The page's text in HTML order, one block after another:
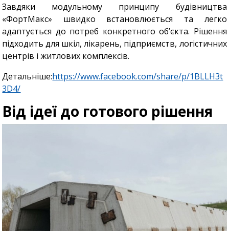
Завдяки модульному принципу будівництва
«ФортМакс» швидко встановлюється та легко
адаптується до потреб конкретного об’єкта. Рішення
підходить для шкіл, лікарень, підприємств, логістичних
центрів і житлових комплексів.
Детальніше:https://www.facebook.com/share/p/1BLLH3t
3D4/
Від ідеї до готового рішення